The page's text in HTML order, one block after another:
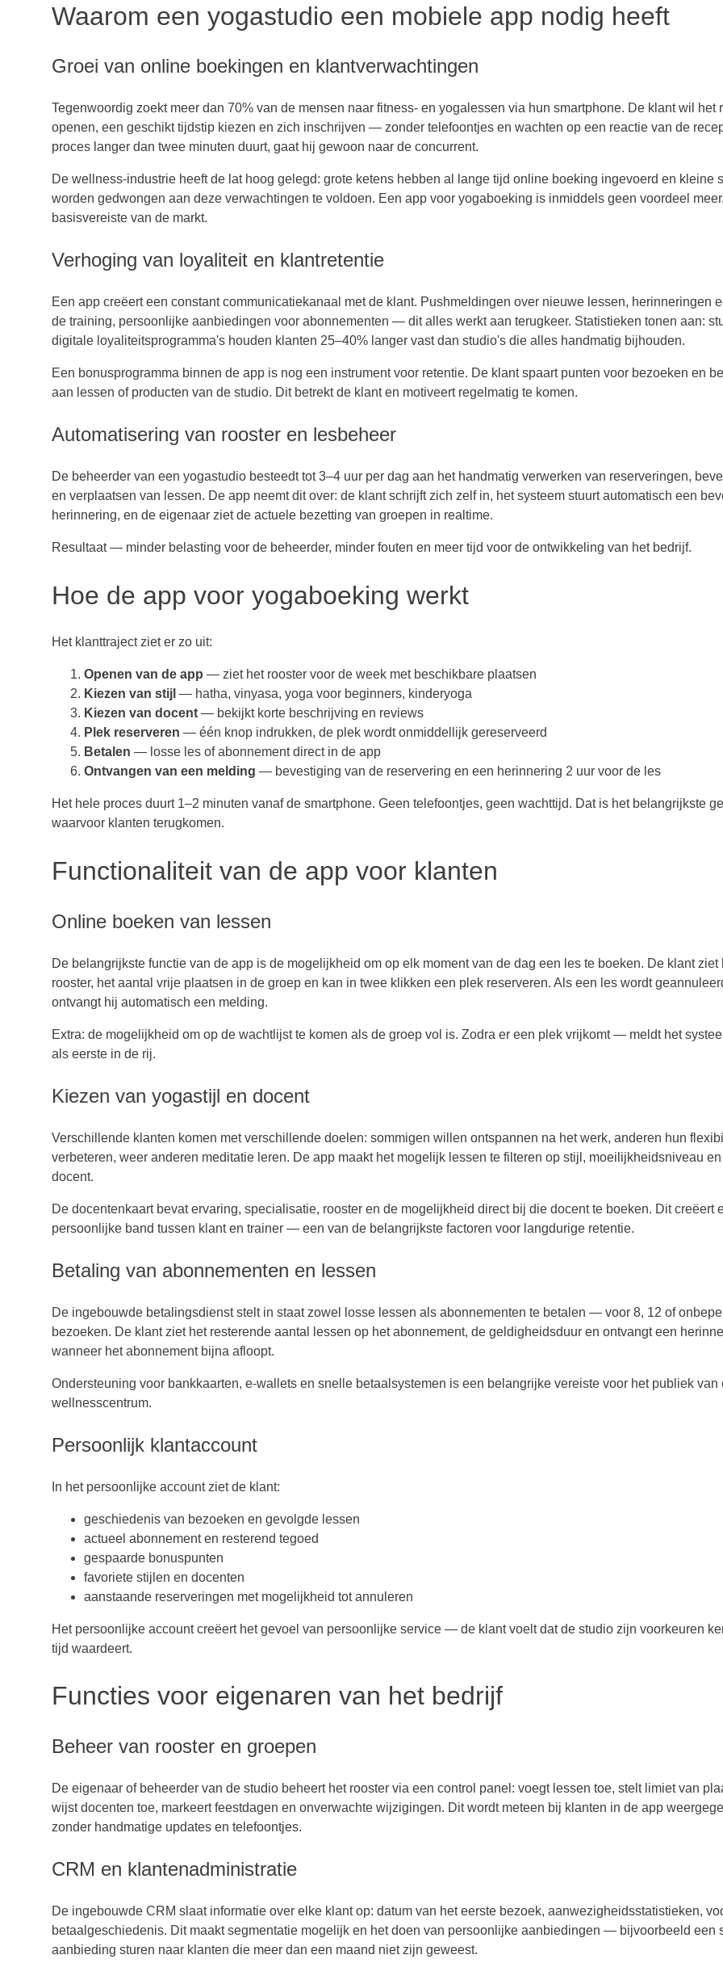
Waarom een yogastudio een mobiele app nodig heeft
Groei van online boekingen en klantverwachtingen
Tegenwoordig zoekt meer dan 70% van de mensen naar fitness- en yogalessen via hun smartphone. De klant wil het
openen, een geschikt tijdstip kiezen en zich inschrijven — zonder telefoontjes en wachten op een reactie van de
proces langer dan twee minuten duurt, gaat hij gewoon naar de concurrent.
De wellness-industrie heeft de lat hoog gelegd: grote ketens hebben al lange tijd online boeking ingevoerd en kleine
worden gedwongen aan deze verwachtingen te voldoen. Een app voor yogaboeking is inmiddels geen voordeel
basisvereiste van de markt.
Verhoging van loyaliteit en klantretentie
Een app creëert een constant communicatiekanaal met de klant. Pushmeldingen over nieuwe lessen, herinneringen
de training, persoonlijke aanbiedingen voor abonnementen — dit alles werkt aan terugkeer. Statistieken tonen aan:
digitale loyaliteitsprogramma's houden klanten 25–40% langer vast dan studio's die alles handmatig bijhouden.
Een bonusprogramma binnen de app is nog een instrument voor retentie. De klant spaart punten voor bezoeken en
aan lessen of producten van de studio. Dit betrekt de klant en motiveert regelmatig te komen.
Automatisering van rooster en lesbeheer
De beheerder van een yogastudio besteedt tot 3–4 uur per dag aan het handmatig verwerken van reserveringen,
en verplaatsen van lessen. De app neemt dit over: de klant schrijft zich zelf in, het systeem stuurt automatisch een
herinnering, en de eigenaar ziet de actuele bezetting van groepen in realtime.
Resultaat — minder belasting voor de beheerder, minder fouten en meer tijd voor de ontwikkeling van het bedrijf.
Hoe de app voor yogaboeking werkt
Het klanttraject ziet er zo uit:
Openen van de app — ziet het rooster voor de week met beschikbare plaatsen
Kiezen van stijl — hatha, vinyasa, yoga voor beginners, kinderyoga
Kiezen van docent — bekijkt korte beschrijving en reviews
Plek reserveren — één knop indrukken, de plek wordt onmiddellijk gereserveerd
Betalen — losse les of abonnement direct in de app
Ontvangen van een melding — bevestiging van de reservering en een herinnering 2 uur voor de les
Het hele proces duurt 1–2 minuten vanaf de smartphone. Geen telefoontjes, geen wachttijd. Dat is het belangrijkste
waarvoor klanten terugkomen.
Functionaliteit van de app voor klanten
Online boeken van lessen
De belangrijkste functie van de app is de mogelijkheid om op elk moment van de dag een les te boeken. De klant ziet
rooster, het aantal vrije plaatsen in de groep en kan in twee klikken een plek reserveren. Als een les wordt
ontvangt hij automatisch een melding.
Extra: de mogelijkheid om op de wachtlijst te komen als de groep vol is. Zodra er een plek vrijkomt — meldt het
als eerste in de rij.
Kiezen van yogastijl en docent
Verschillende klanten komen met verschillende doelen: sommigen willen ontspannen na het werk, anderen hun
verbeteren, weer anderen meditatie leren. De app maakt het mogelijk lessen te filteren op stijl, moeilijkheidsniveau
docent.
De docentenkaart bevat ervaring, specialisatie, rooster en de mogelijkheid direct bij die docent te boeken. Dit creëert
persoonlijke band tussen klant en trainer — een van de belangrijkste factoren voor langdurige retentie.
Betaling van abonnementen en lessen
De ingebouwde betalingsdienst stelt in staat zowel losse lessen als abonnementen te betalen — voor 8, 12 of
bezoeken. De klant ziet het resterende aantal lessen op het abonnement, de geldigheidsduur en ontvangt een
wanneer het abonnement bijna afloopt.
Ondersteuning voor bankkaarten, e-wallets en snelle betaalsystemen is een belangrijke vereiste voor het publiek van
wellnesscentrum.
Persoonlijk klantaccount
In het persoonlijke account ziet de klant:
geschiedenis van bezoeken en gevolgde lessen
actueel abonnement en resterend tegoed
gespaarde bonuspunten
favoriete stijlen en docenten
aanstaande reserveringen met mogelijkheid tot annuleren
Het persoonlijke account creëert het gevoel van persoonlijke service — de klant voelt dat de studio zijn voorkeuren
tijd waardeert.
Functies voor eigenaren van het bedrijf
Beheer van rooster en groepen
De eigenaar of beheerder van de studio beheert het rooster via een control panel: voegt lessen toe, stelt limiet van
wijst docenten toe, markeert feestdagen en onverwachte wijzigingen. Dit wordt meteen bij klanten in de app
zonder handmatige updates en telefoontjes.
CRM en klantenadministratie
De ingebouwde CRM slaat informatie over elke klant op: datum van het eerste bezoek, aanwezigheidsstatistieken,
betaalgeschiedenis. Dit maakt segmentatie mogelijk en het doen van persoonlijke aanbiedingen — bijvoorbeeld een
aanbieding sturen naar klanten die meer dan een maand niet zijn geweest.